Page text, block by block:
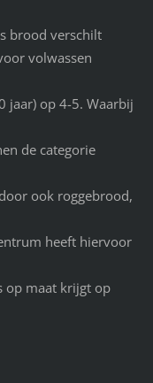
brood verschilt
volwassen
jaar) op 4-5. Waarbij
de categorie
ook roggebrood,
heeft hiervoor
op maat krijgt op